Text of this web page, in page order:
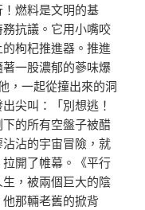
燃料是文明的基
抗議。它用小嘴咬
枸杞推進器。推進
一股濃郁的蔘味爆
，一起從撞出來的洞
尖叫：「別想逃！
的所有空盤子被醋
沾的宇宙冒險，就
開了帷幕。《平行
，被兩個巨大的陰
那輛老舊的掀背